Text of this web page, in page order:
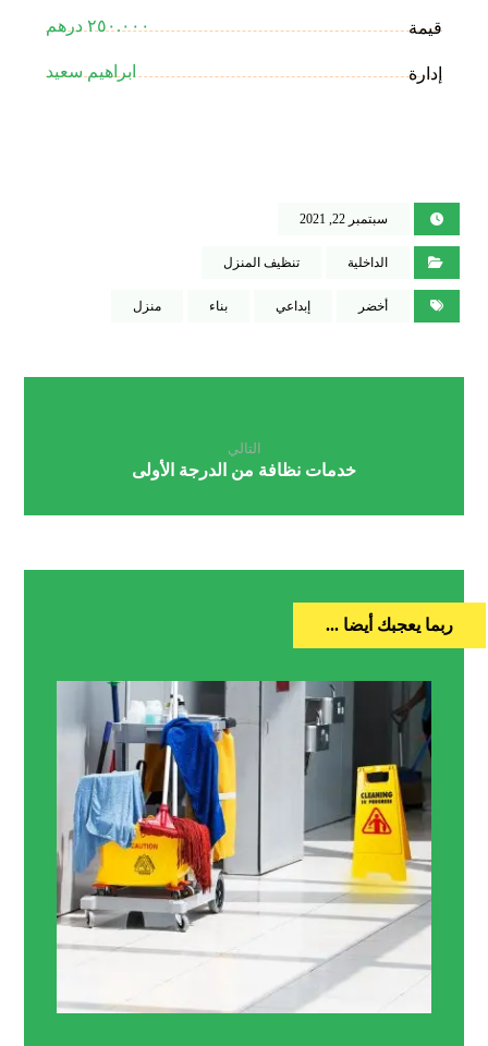
قيمة ٢٥٠.٠٠٠ درهم
إدارة ابراهيم سعيد
سبتمبر 22, 2021
الداخلية تنظيف المنزل
أخضر إبداعي بناء منزل
التالي
خدمات نظافة من الدرجة الأولى
ربما يعجبك أيضا ...